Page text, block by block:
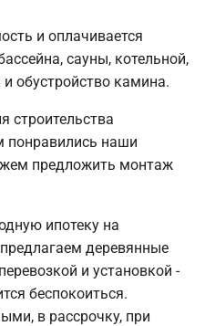
и оплачивается
сауны, котельной,
и обустройство камина.
строительства
понравились наши
предложить монтаж
ипотеку на
деревянные
и установкой -
беспокоиться.
в рассрочку, при